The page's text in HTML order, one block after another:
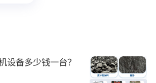
设备多少钱一台？